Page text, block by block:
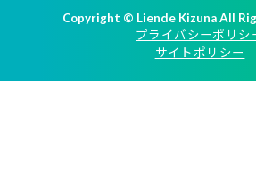
Copyright © Liende Kizuna All
プライバシーポリシ
サイトポリシー